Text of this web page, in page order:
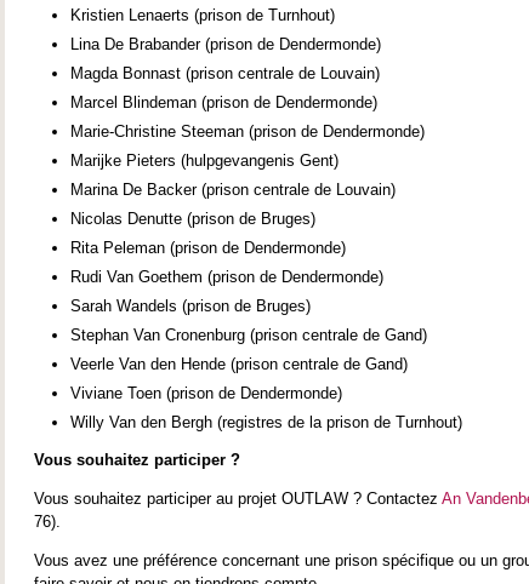
Kristien Lenaerts (prison de Turnhout)
Lina De Brabander (prison de Dendermonde)
Magda Bonnast (prison centrale de Louvain)
Marcel Blindeman (prison de Dendermonde)
Marie-Christine Steeman (prison de Dendermonde)
Marijke Pieters (hulpgevangenis Gent)
Marina De Backer (prison centrale de Louvain)
Nicolas Denutte (prison de Bruges)
Rita Peleman (prison de Dendermonde)
Rudi Van Goethem (prison de Dendermonde)
Sarah Wandels (prison de Bruges)
Stephan Van Cronenburg (prison centrale de Gand)
Veerle Van den Hende (prison centrale de Gand)
Viviane Toen (prison de Dendermonde)
Willy Van den Bergh (registres de la prison de Turnhout)
Vous souhaitez participer ?
Vous souhaitez participer au projet OUTLAW ? Contactez An
76).
Vous avez une préférence concernant une prison spécifique ou un